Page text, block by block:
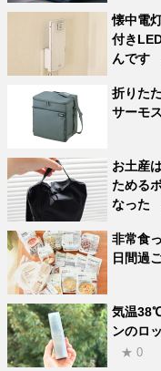
懐中電
付き
んです
折りた
サーモ
お土産
ためる
なった
非常食
日間過
気温
ンのロ
★ 0